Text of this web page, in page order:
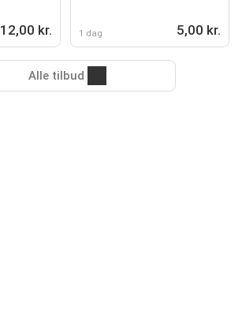
12,00 kr. 1 dag 5,00 kr.
Alle tilbud